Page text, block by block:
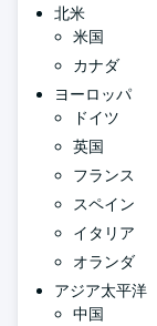
北米
米国
カナダ
ヨーロッパ
ドイツ
英国
フランス
スペイン
イタリア
オランダ
アジア太平洋
中国